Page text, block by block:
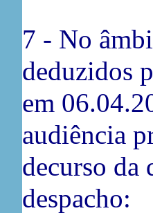
7 - No
deduzidos
em
audiência
decurso
despacho: